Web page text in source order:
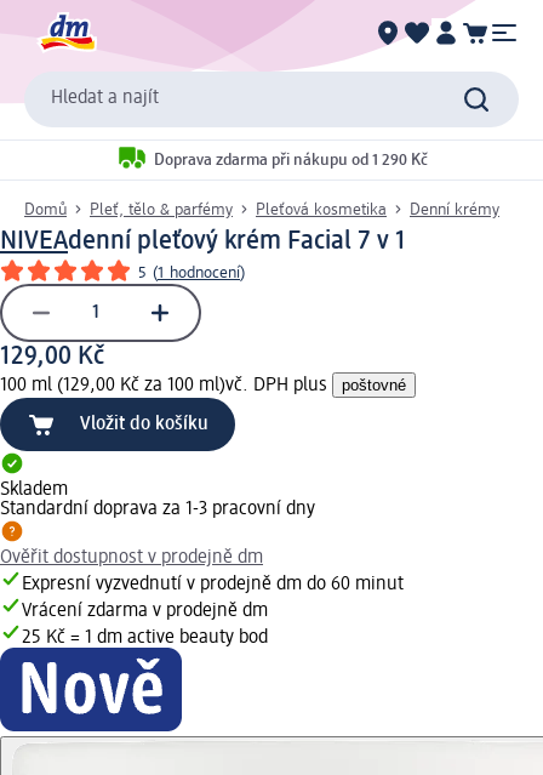
Hledat a najít
Doprava zdarma při nákupu od 1 290 Kč
Domů Pleť, tělo & parfémy Pleťová kosmetika Denní krémy
NIVEAdenní pleťový krém Facial 7 v 1
5 (1 hodnocení)
129,00 Kč
100 ml (129,00 Kč za 100 ml)vč. DPH plus poštovné
Vložit do košíku
Skladem
Standardní doprava za 1-3 pracovní dny
Ověřit dostupnost v prodejně dm
Expresní vyzvednutí v prodejně dm do 60 minut
Vrácení zdarma v prodejně dm
25 Kč = 1 dm active beauty bod